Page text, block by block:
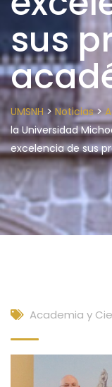
sus
UMSNH> Noticias>
la Universidad
excelencia de sus
Academia y